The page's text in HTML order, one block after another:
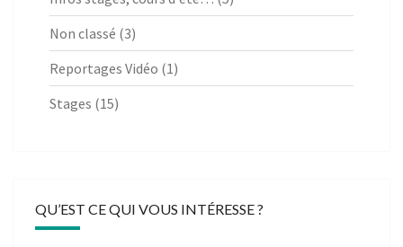
Non classé (3)
Reportages Vidéo (1)
Stages (15)
QU’EST CE QUI VOUS INTÉRESSE ?